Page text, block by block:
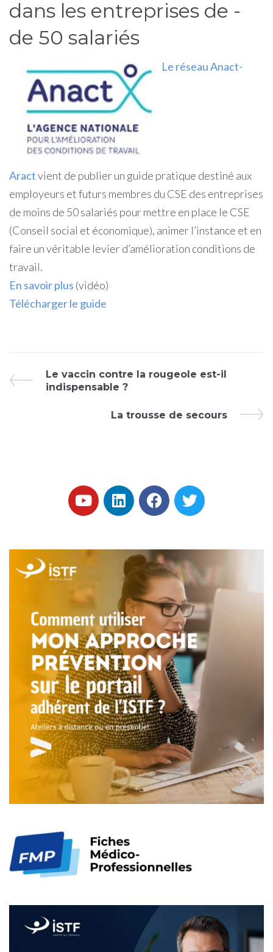
dans les entreprises de -
de 50 salariés
Le réseau Anact-
Aractvient de publier un guide pratique destiné aux
employeurs et futurs membres du CSE des entreprises
de moins de 50 salariés pour mettre en place le CSE
(Conseil social et économique), animer l’instance et en
faire un véritable levier d’amélioration conditions de
travail.
En savoir plus (vidéo)
Télécharger le guide
Le vaccin contre la rougeole est-il
indispensable ?
La trousse de secours